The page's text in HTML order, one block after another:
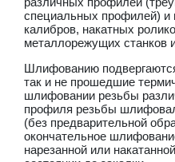
специальных профилей) и
калибров, накатных
металлорежущих станков
Шлифованию
так и не прошедшие
шлифовании резьбы
профиля резьбы
(без предварительной
окончательное
нарезанной или